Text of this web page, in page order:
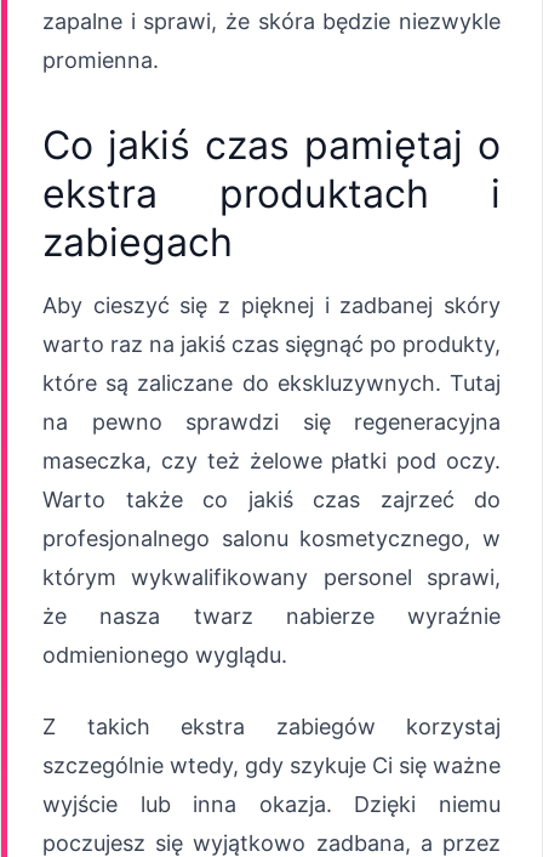
zapalne i sprawi, że skóra będzie niezwykle
promienna.
Co jakiś czas pamiętaj o
ekstra produktach i
zabiegach
Aby cieszyć się z pięknej i zadbanej skóry
warto raz na jakiś czas sięgnąć po produkty,
które są zaliczane do ekskluzywnych. Tutaj
na pewno sprawdzi się regeneracyjna
maseczka, czy też żelowe płatki pod oczy.
Warto także co jakiś czas zajrzeć do
profesjonalnego salonu kosmetycznego, w
którym wykwalifikowany personel sprawi,
że nasza twarz nabierze wyraźnie
odmienionego wyglądu.
Z takich ekstra zabiegów korzystaj
szczególnie wtedy, gdy szykuje Ci się ważne
wyjście lub inna okazja. Dzięki niemu
poczujesz się wyjątkowo zadbana, a przez